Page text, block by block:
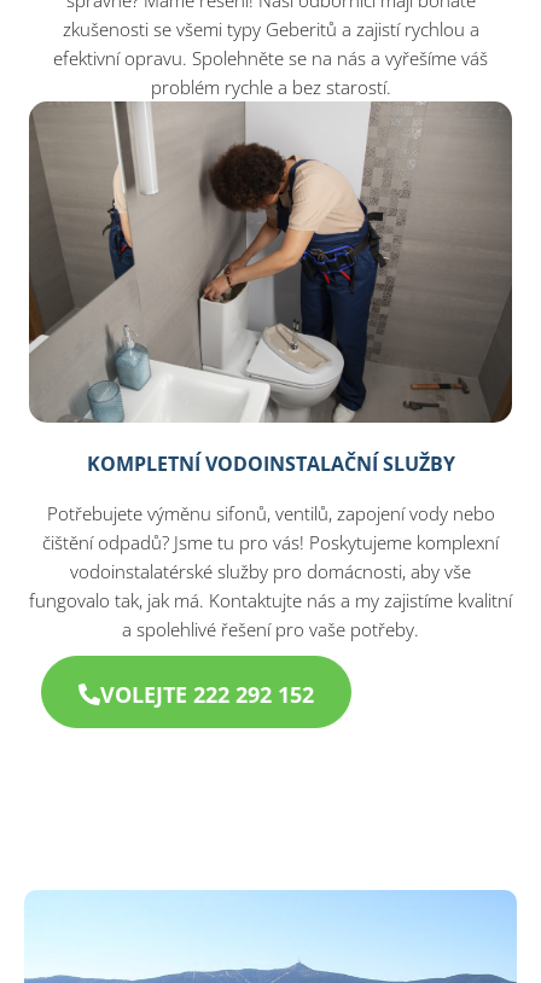
zkušenosti se všemi typy Geberitů a zajistí rychlou a
efektivní opravu. Spolehněte se na nás a vyřešíme váš
problém rychle a bez starostí.
KOMPLETNÍ VODOINSTALAČNÍ SLUŽBY
Potřebujete výměnu sifonů, ventilů, zapojení vody nebo
čištění odpadů? Jsme tu pro vás! Poskytujeme komplexní
vodoinstalatérské služby pro domácnosti, aby vše
fungovalo tak, jak má. Kontaktujte nás a my zajistíme kvalitní
a spolehlivé řešení pro vaše potřeby.
VOLEJTE 222 292 152